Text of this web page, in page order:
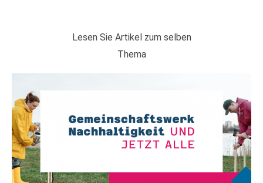
Lesen Sie Artikel zum selben
Thema